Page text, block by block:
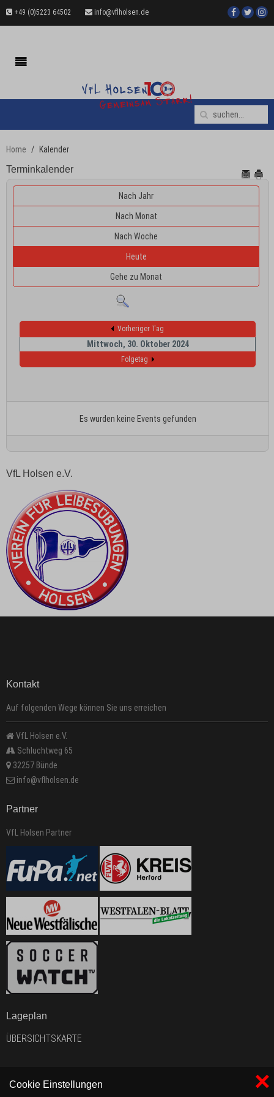
+49 (0)5223 64502 info@vflholsen.de
×
Cookie Einstellungen
Home Kalender
Terminkalender
Nach Jahr
Nach Monat
Nach Woche
Heute
Gehe zu Monat
Vorheriger Tag
Mittwoch, 30. Oktober 2024
Folgetag
Es wurden keine Events gefunden
VfL Holsen e.V.
Kontakt
Auf folgenden Wege können Sie uns erreichen
VfL Holsen e.V.
Schluchtweg 65
32257 Bünde
info@vflholsen.de
Partner
VfL Holsen Partner
Lageplan
ÜBERSICHTSKARTE